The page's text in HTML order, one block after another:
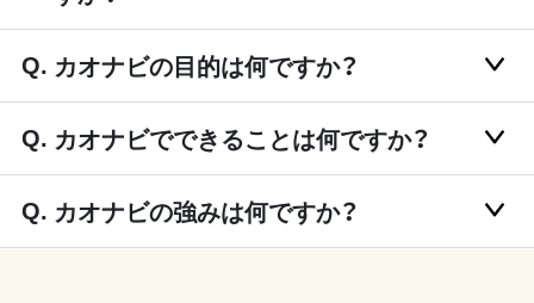
カオナビの目的は何ですか？
カオナビでできることは何ですか？
カオナビの強みは何ですか？